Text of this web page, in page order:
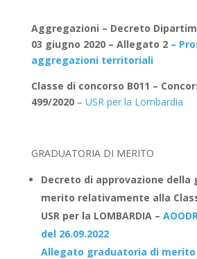
Aggregazioni – Decreto
03 giugno 2020 – Allegato 2–
aggregazioni territoriali
Classe di concorso B011 –
499/2020– USR per la Lombardia
GRADUATORIA DI MERITO
Decreto di approvazione della
merito relativamente alla
USR per la LOMBARDIA –
del 26.09.2022
Allegato graduatoria di merito